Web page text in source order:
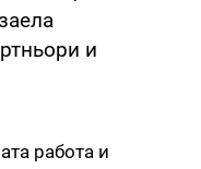
и
работа и